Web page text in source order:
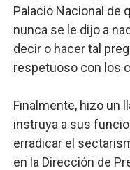
Palacio Nacional de
nunca se le dijo a
decir o hacer tal
respetuoso con los
Finalmente, hizo un
instruya a sus
erradicar el
en la Dirección de